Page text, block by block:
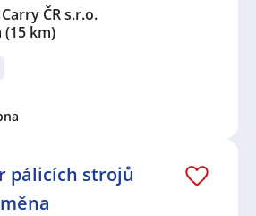
ČR s.r.o.
(15 km)
pálicích strojů